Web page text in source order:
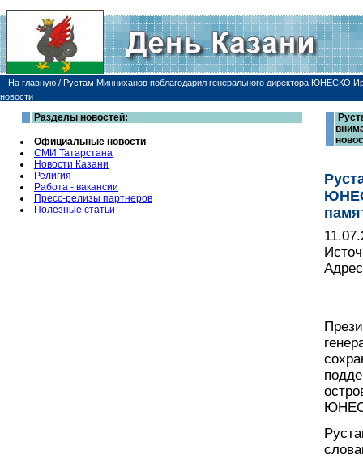
На главную / Рустам Минниханов поблагодарил генерального директора ЮНЕСКО
новости
Разделы новостей:
Официальные новости
СМИ Татарстана
Новости Казани
Религия
Работа - вакансии
Пресс-релизы партнеров
Полезные статьи